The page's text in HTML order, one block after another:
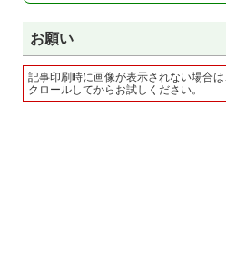
お願い
記事印刷時に画像が表示されない場合
クロールしてからお試しください。